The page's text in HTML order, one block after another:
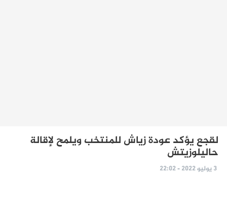
لقجع يؤكد عودة زياش للمنتخب ويلمح لإقالة
حاليلوزيتش
3 يوليو 2022 - 22:02